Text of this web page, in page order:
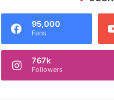
95,000
Fans
767k
Followers